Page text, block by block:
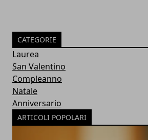
CATEGORIE
Laurea
San Valentino
Compleanno
Natale
Anniversario
ARTICOLI POPOLARI